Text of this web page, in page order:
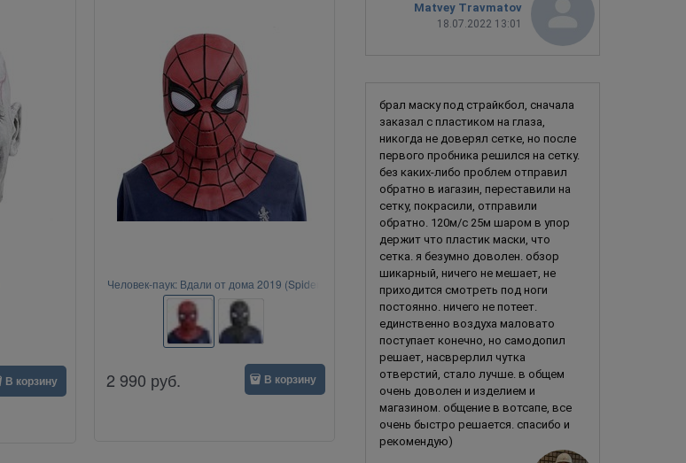
В корзину
Человек-паук: Вдали от дома 2019 (Spider-
Man)
2 990 руб. В корзину
Свирепый Лев
3 290руб. В корзину
Matvey Travmatov
18.07.2022 13:01
брал маску под страйкбол, сначала
заказал с пластиком на глаза,
никогда не доверял сетке, но после
первого пробника решился на сетку.
без каких-либо проблем отправил
обратно в иагазин, переставили на
сетку, покрасили, отправили
обратно. 120м/с 25м шаром в упор
держит что пластик маски, что
сетка. я безумно доволен. обзор
шикарный, ничего не мешает, не
приходится смотреть под ноги
постоянно. ничего не потеет.
единственно воздуха маловато
поступает конечно, но самодопил
решает, насврерлил чутка
отверстий, стало лучше. в общем
очень доволен и изделием и
магазином. общение в вотсапе, все
очень быстро решается. спасибо и
рекомендую)